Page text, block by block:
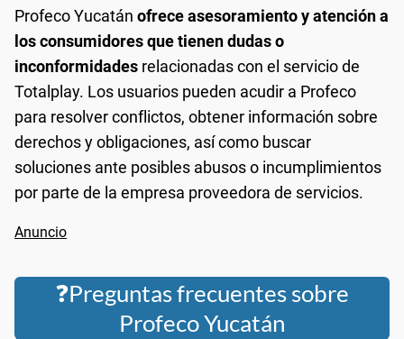
Profeco Yucatán ofrece asesoramiento y atención a
los consumidores que tienen dudas o
inconformidades relacionadas con el servicio de
Totalplay. Los usuarios pueden acudir a Profeco
para resolver conflictos, obtener información sobre
derechos y obligaciones, así como buscar
soluciones ante posibles abusos o incumplimientos
por parte de la empresa proveedora de servicios.
❓Preguntas frecuentes sobre
Profeco Yucatán